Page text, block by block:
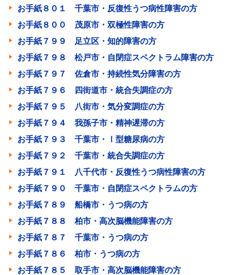
お手紙８０１ 千葉市・反復性うつ病性障害の方
お手紙８００ 茂原市・双極性障害の方
お手紙７９９ 足立区・知的障害の方
お手紙７９８ 松戸市・自閉症スペクトラム障害の方
お手紙７９７ 佐倉市・持続性気分障害の方
お手紙７９６ 四街道市・統合失調症の方
お手紙７９５ 八街市・気分変調症の方
お手紙７９４ 我孫子市・精神遅滞の方
お手紙７９３ 千葉市・Ⅰ型糖尿病の方
お手紙７９２ 千葉市・統合失調症の方
お手紙７９１ 八千代市・反復性うつ病性障害の方
お手紙７９０ 千葉市・自閉症スペクトラムの方
お手紙７８９ 船橋市・うつ病の方
お手紙７８８ 柏市・高次脳機能障害の方
お手紙７８７ 千葉市・うつ病の方
お手紙７８６ 柏市・うつ病の方
お手紙７８５ 取手市・高次脳機能障害の方